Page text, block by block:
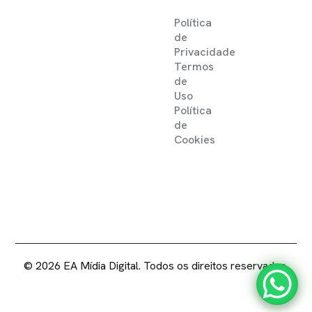
Política
de
Privacidade
Termos
de
Uso
Política
de
Cookies
© 2026 EA Mídia Digital. Todos os direitos reservados.